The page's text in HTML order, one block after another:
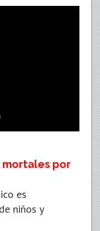
por
es
niños y